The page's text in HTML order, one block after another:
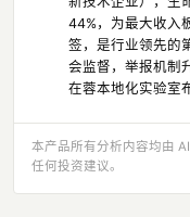
44%，为最大收入
签，是行业领先的
会监督，举报机制
在蓉本地化实验室
本产品所有分析内容均由
任何投资建议。